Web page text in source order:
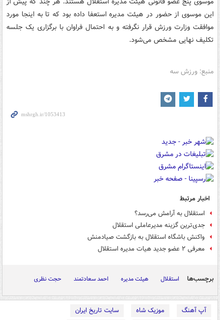
این موسوی از حضور در هیئت مدیره استعفا داده بود که تا به اینجا مورد
موافقت وزارت ورزش قرار نگرفته و‌ به احتمال فراوان با برگزاری یک جلسه
تکلیف نهایی مشخص می‌شود.
منبع: ورزش سه
اخبار مرتبط
استقلال به آرامش می‌رسد؟
جدی‌ترین گزینه مدیرعاملی استقلال
واکنش باشگاه استقلال به بازگشت صیادمنش
معرفی ۲ عضو جدید هیات مدیره استقلال
برچسب‌ها استقلال هیئت مدیره احمد سعادتمند حجت نظری
آپ آهنگ موزیک شاه
سایت تاریخ ایران